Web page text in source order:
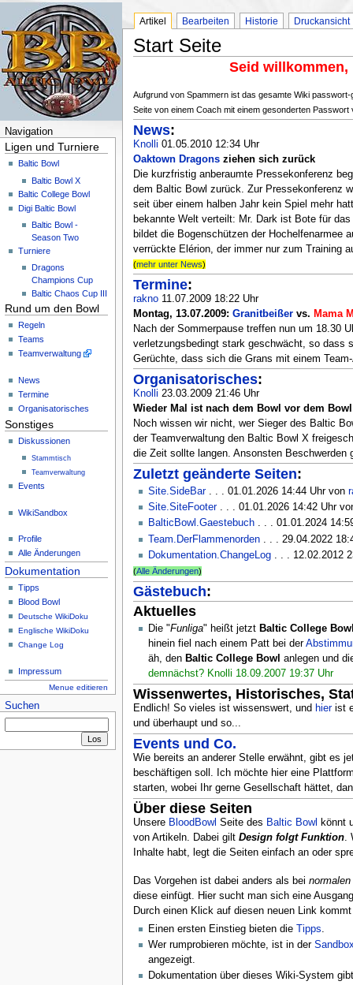
Navigation
Ligen und Turniere
Baltic Bowl
Baltic Bowl X
Baltic College Bowl
Digi Baltic Bowl
Baltic Bowl -
Season Two
Turniere
Dragons
Champions Cup
Baltic Chaos Cup III
Rund um den Bowl
Regeln
Teams
Teamverwaltung
News
Termine
Organisatorisches
Sonstiges
Diskussionen
Stammtisch
Teamverwaltung
Events
WikiSandbox
Profile
Alle Änderungen
Dokumentation
Tipps
Blood Bowl
Deutsche WikiDoku
Englische WikiDoku
Change Log
Impressum
Menue editieren
Suchen
Artikel Bearbeiten Historie Druckansicht
Start Seite
Seid
Aufgrund von Spammern ist das gesamte Wiki
Seite von einem Coach mit einem gesonderten
News:
Knolli 01.05.2010 12:34 Uhr
Oaktown Dragonsziehen sich zurück
Die kurzfristig anberaumte Pressekonferenz
dem Baltic Bowl zurück. Zur Pressekonferenz
seit über einem halben Jahr kein Spiel mehr
bekannte Welt verteilt: Mr. Dark ist Bote für
bildet die Bogenschützen der Hochelfenarmee
verrückte Elérion, der immer nur zum Training
(mehr unter News)
Termine:
rakno11.07.2009 18:22 Uhr
Montag, 13.07.2009: Granitbeißervs. Mama
Nach der Sommerpause treffen nun um 18.30
verletzungsbedingt stark geschwächt, so dass
Gerüchte, dass sich die Grans mit einem
Organisatorisches:
Knolli 23.03.2009 21:46 Uhr
Wieder Mal ist nach dem Bowl vor dem Bowl
Noch wissen wir nicht, wer Sieger des Baltic
der Teamverwaltung den Baltic Bowl X
die Zeit sollte langen. Ansonsten Beschwerden
Zuletzt geänderte Seiten:
Site.SideBar. . . 01.01.2026 14:44 Uhrvon
Site.SiteFooter. . . 01.01.2026 14:42 Uhr
BalticBowl.Gaestebuch. . . 01.01.2024
Team.DerFlammenorden. . . 29.04.2022
Dokumentation.ChangeLog. . . 12.02.2012
(Alle Änderungen)
Gästebuch:
Aktuelles
Die "Funliga" heißt jetzt Baltic College
hinein fiel nach einem Patt bei der
äh, den Baltic College Bowl anlegen und
demnächst? Knolli 18.09.2007 19:37 Uhr
Wissenwertes, Historisches,
Endlich! So vieles ist wissenswert, und hierist
und überhaupt und so...
Events und Co.
Wie bereits an anderer Stelle erwähnt, gibt es
beschäftigen soll. Ich möchte hier eine
starten, wobei Ihr gerne Gesellschaft hättet,
Über diese Seiten
Unsere BloodBowl Seite des Baltic Bowl könnt
von Artikeln. Dabei gilt Design folgt Funktion.
Inhalte habt, legt die Seiten einfach an oder
Das Vorgehen ist dabei anders als bei normalen
diese einfügt. Hier sucht man sich eine
Durch einen Klick auf diesen neuen Link
Einen ersten Einstieg bieten die
Tipps.
Wer rumprobieren möchte, ist in der
angezeigt.
Dokumentation über dieses Wiki-System